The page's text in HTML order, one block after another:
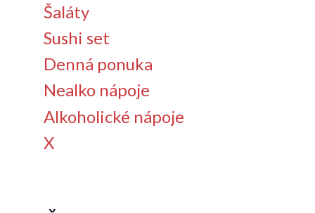
Šaláty
Sushi set
Denná ponuka
Nealko nápoje
Alkoholické nápoje
X